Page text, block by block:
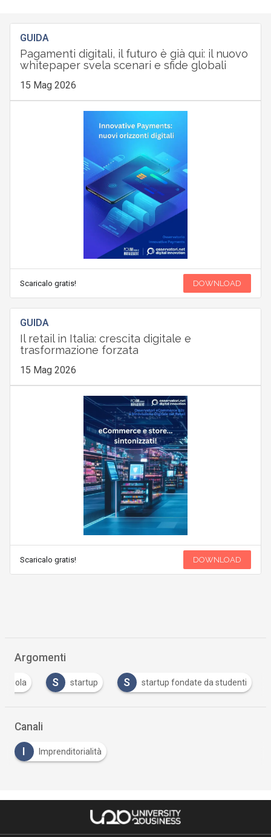
GUIDA
Pagamenti digitali, il futuro è già qui: il nuovo
whitepaper svela scenari e sfide globali
15 Mag 2026
Scaricalo gratis! DOWNLOAD
GUIDA
Il retail in Italia: crescita digitale e
trasformazione forzata
15 Mag 2026
Scaricalo gratis! DOWNLOAD
Argomenti
scuola S startup S startup fondate da studenti
Canali
Imprenditorialità